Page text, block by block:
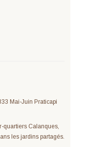
Mai-Juin Praticapi
quartiers Calanques,
les jardins partagés.